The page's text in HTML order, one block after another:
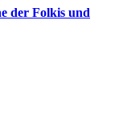
der Folkis und